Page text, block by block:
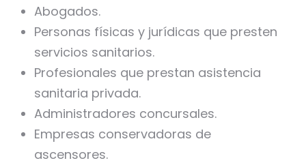
Abogados.
Personas físicas y jurídicas que presten
servicios sanitarios.
Profesionales que prestan asistencia
sanitaria privada.
Administradores concursales.
Empresas conservadoras de
ascensores.